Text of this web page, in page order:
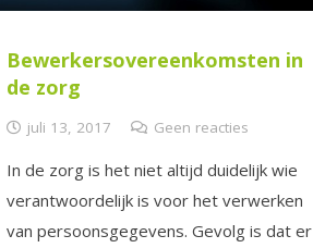
Bewerkersovereenkomsten in
de zorg
juli 13, 2017 Geen reacties
In de zorg is het niet altijd duidelijk wie
verantwoordelijk is voor het verwerken
van persoonsgegevens. Gevolg is dat er